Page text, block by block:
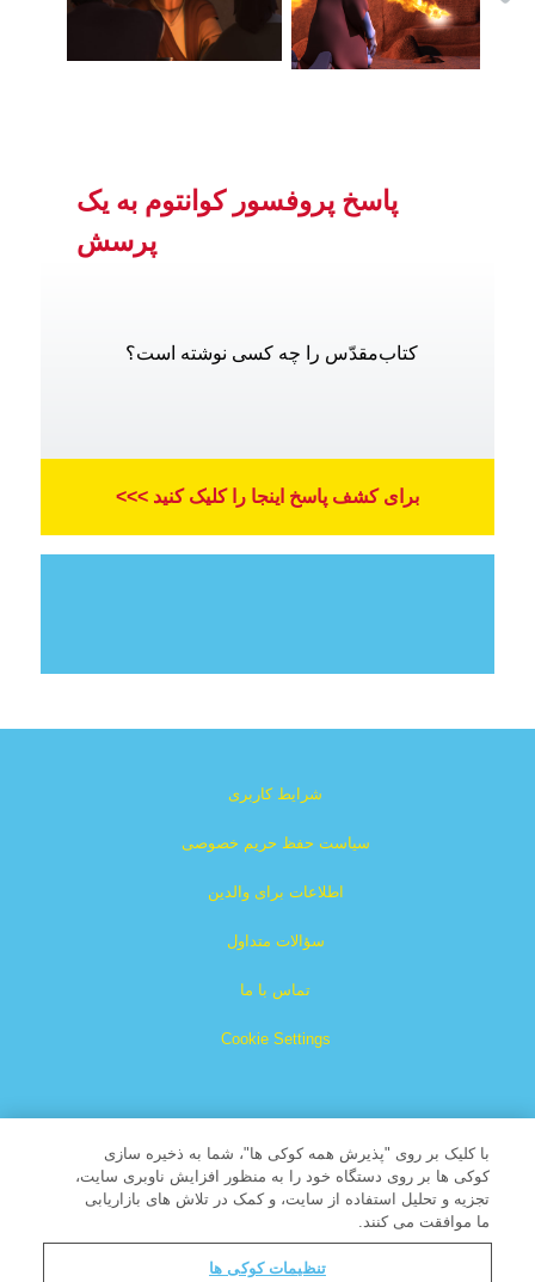
پاسخ پروفسور کوانتوم به یک
پرسش
کتاب‌مقدّس را چه کسی نوشته است؟
برای کشف پاسخ اینجا را کلیک کنید >>>
شرایط کاربری
سیاست حفظ حریم خصوصی
اطلاعات برای والدین
سؤالات متداول
تماس با ما
Cookie Settings
سوپربوک یک علامت تجاری ثبت شده متعلّق به شبکه پخش
مسیحی می‌باشد. یک موسسه خیریه غیرانتفاعی ۵۰۱ (ج) (۳)
با کلیک بر روی "پذیرش همه کوکی ها"، شما به ذخیره سازی
کوکی ها بر روی دستگاه خود را به منظور افزایش ناوبری سایت،
تجزیه و تحلیل استفاده از سایت، و کمک در تلاش های بازاریابی
ما موافقت می کنند.
تنظیمات کوکی ها